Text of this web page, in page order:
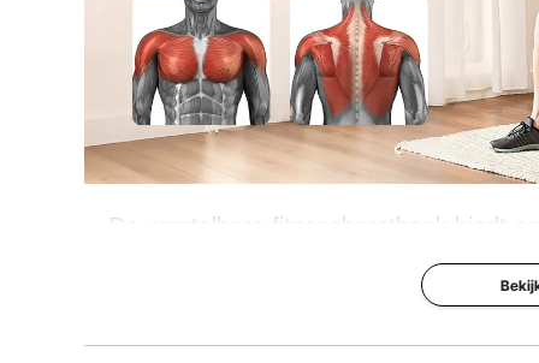
De verstelbare fitnessborstbank biedt
heeft een compact ontwerp, waardoor
voor een vrijere en